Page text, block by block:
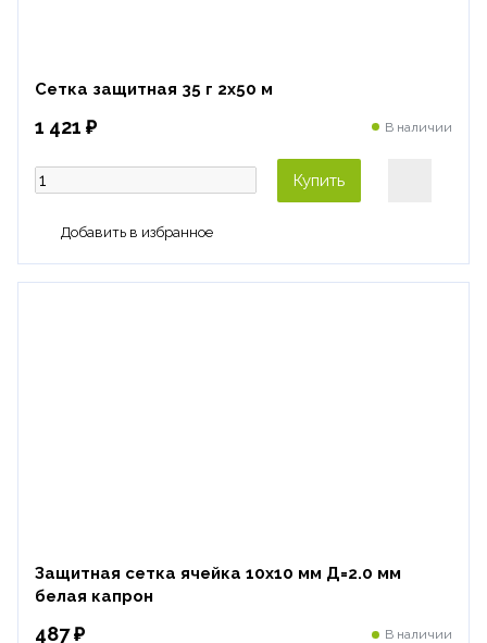
Сетка защитная 35 г 2х50 м
1 421 ₽ В наличии
Купить
Защитная сетка ячейка 10х10 мм Д=2.0 мм
белая капрон
487 ₽ В наличии